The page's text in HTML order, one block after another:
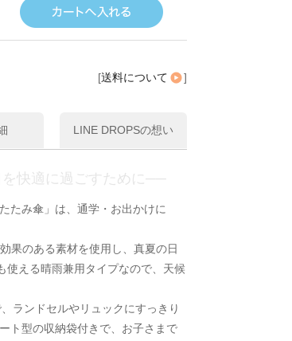
[送料について ]
LINE DROPSの想い
快適に過ごすために──
たみ傘」は、通学・お出かけに
果のある素材を使用し、真夏の日
使える晴雨兼用タイプなので、天候
ランドセルやリュックにすっきり
ト型の収納袋付きで、お子さまで